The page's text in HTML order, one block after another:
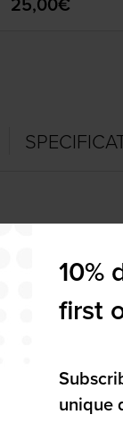
10%
first
unique